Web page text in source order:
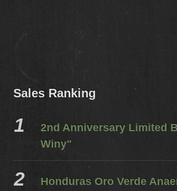
Sales Ranking
2nd Anniversary Limited
Winy"
Honduras Oro Verde